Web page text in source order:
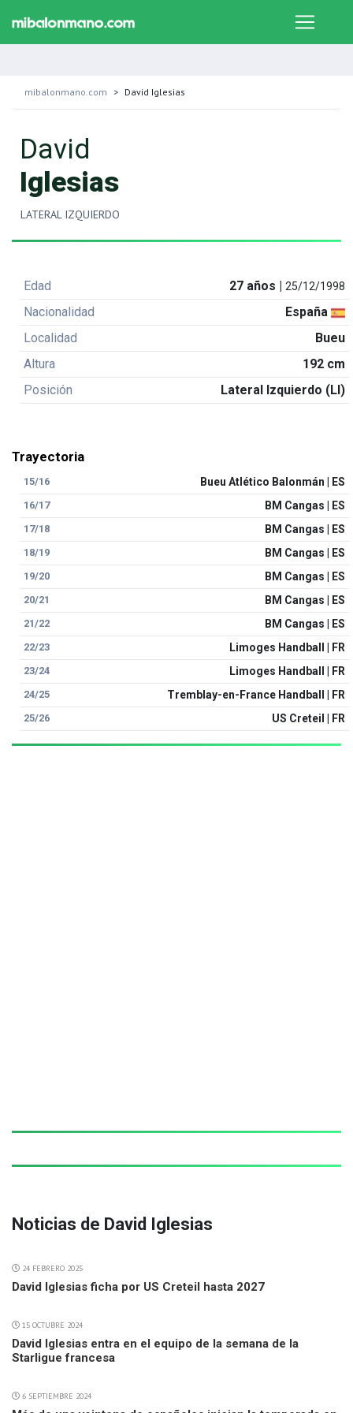
mibalonmano.com David Iglesias
David
Iglesias
LATERAL IZQUIERDO
Edad 27 años |25/12/1998
Nacionalidad
España
Localidad
Bueu
Altura
192 cm
Posición
Lateral Izquierdo (LI)
Trayectoria
15/16 Bueu Atlético Balonmán | ES
16/17 BM Cangas | ES
17/18 BM Cangas | ES
18/19 BM Cangas | ES
19/20 BM Cangas | ES
20/21 BM Cangas | ES
21/22 BM Cangas | ES
22/23 Limoges Handball | FR
23/24 Limoges Handball | FR
24/25 Tremblay-en-France Handball | FR
25/26 US Creteil | FR
Noticias de David Iglesias
24 FEBRERO 2025
David Iglesias ficha por US Creteil hasta 2027
15 OCTUBRE 2024
David Iglesias entra en el equipo de la semana de la
Starligue francesa
6 SEPTIEMBRE 2024